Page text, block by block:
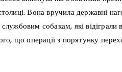
Вона вручила державні
собакам, які
що операції з порятунку